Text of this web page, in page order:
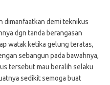
dimanfaatkan demi teknikus
dgn tanda berangasan
watak ketika gelung teratas,
sebangun pada bawahnya,
tersebut mau beralih selaku
sedikit semoga buat